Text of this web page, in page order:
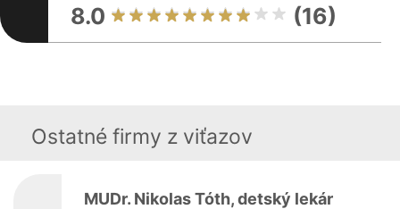
8.0 (16)
Ostatné firmy z viťazov
MUDr. Nikolas Tóth, detský lekár